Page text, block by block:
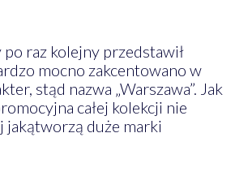
raz kolejny przedstawił
mocno zakcentowano w
stąd nazwa „Warszawa”. Jak
całej kolekcji nie
jakątworzą duże marki